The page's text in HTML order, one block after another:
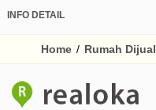
INFO DETAIL
Home / Rumah Dijual